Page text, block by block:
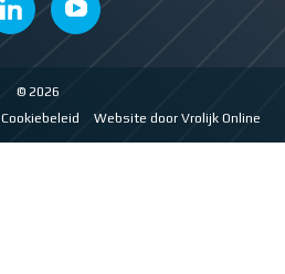
© 2026
Cookiebeleid Website door Vrolijk Online